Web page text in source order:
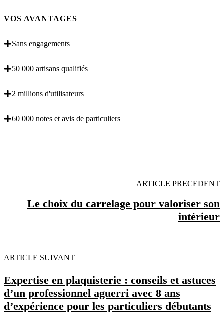
VOS AVANTAGES
Sans engagements
50 000 artisans qualifiés
2 millions d'utilisateurs
60 000 notes et avis de particuliers
ARTICLE PRECEDENT
Le choix du carrelage pour valoriser son
intérieur
ARTICLE SUIVANT
Expertise en plaquisterie : conseils et astuces
d’un professionnel aguerri avec 8 ans
d’expérience pour les particuliers débutants